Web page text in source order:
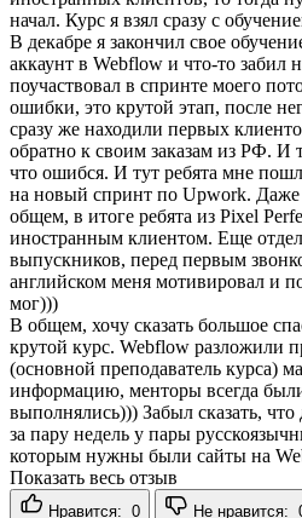
начал. Курс я взял сразу с
В декабре я закончил свое
аккаунт в Webflow и что-то забил
поучаствовал в спринте моего
ошибки, это крутой этап, после
сразу же находили первых
обратно к своим заказам из РФ. И
что ошибся. И тут ребята мне
на новый спринт по Upwork.
общем, в итоге ребята из Pixel
иностранным клиентом. Еще
выпускников, перед первым
английском меня мотивировал и
мог)))
В общем, хочу сказать большое
крутой курс. Webflow разложили
(основной преподаватель курса)
информацию, менторы всегда
выполнялись))) Забыл сказать, что
за пару недель у пары
которым нужны были сайты на
Показать весь отзыв
Нравится: 0 Не нравится: